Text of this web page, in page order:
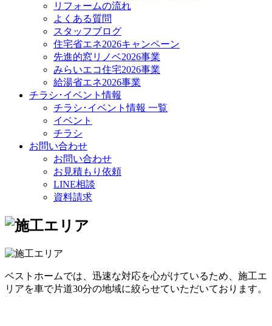
リフォームの流れ
よくある質問
スタッフブログ
住宅省エネ2026キャンペーン
先進的窓リノベ2026事業
みらいエコ住宅2026事業
給湯省エネ2026事業
チラシ･イベント情報
チラシ･イベント情報 一覧
イベント
チラシ
お問い合わせ
お問い合わせ
お見積もり依頼
LINE相談
資料請求
ベストホームでは、迅速な対応を心がけているため、施工エ
リアを車で片道30分の地域に絞らせていただいております。